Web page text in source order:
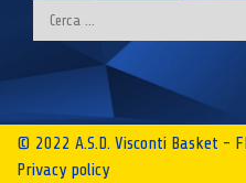
© 2022 A.S.D. Visconti Basket -
Privacy policy